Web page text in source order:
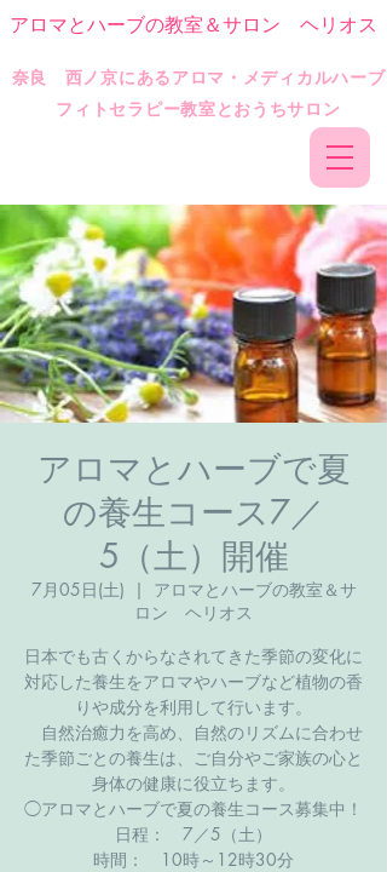
​奈良 西ノ京にあるアロマ・メディカルハーブ
フィトセラピー教室とおうちサロン
アロマとハーブの教室＆サロン ヘリオス
アロマとハーブで夏
の養生コース7／
5（土）開催
7月05日(土)
  |
アロマとハーブの教室＆サ
ロン ヘリオス
日本でも古くからなされてきた季節の変化に
対応した養生をアロマやハーブなど植物の香
りや成分を利用して行います。
自然治癒力を高め、自然のリズムに合わせ
た季節ごとの養生は、ご自分やご家族の心と
身体の健康に役立ちます。
◯アロマとハーブで夏の養生コース募集中​！
日程： 7／5（土）
時間： 10時～12時30分